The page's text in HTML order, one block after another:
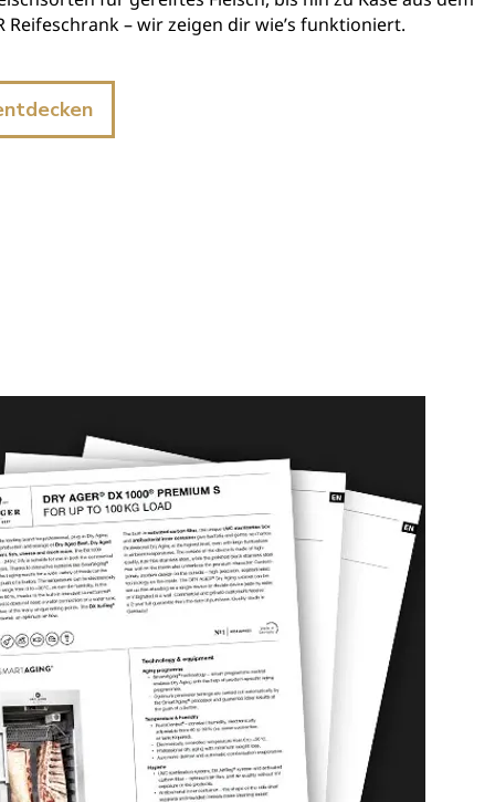
Reifeschrank – wir zeigen dir wie’s funktioniert.